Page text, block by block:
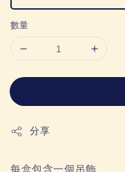
數量
分享